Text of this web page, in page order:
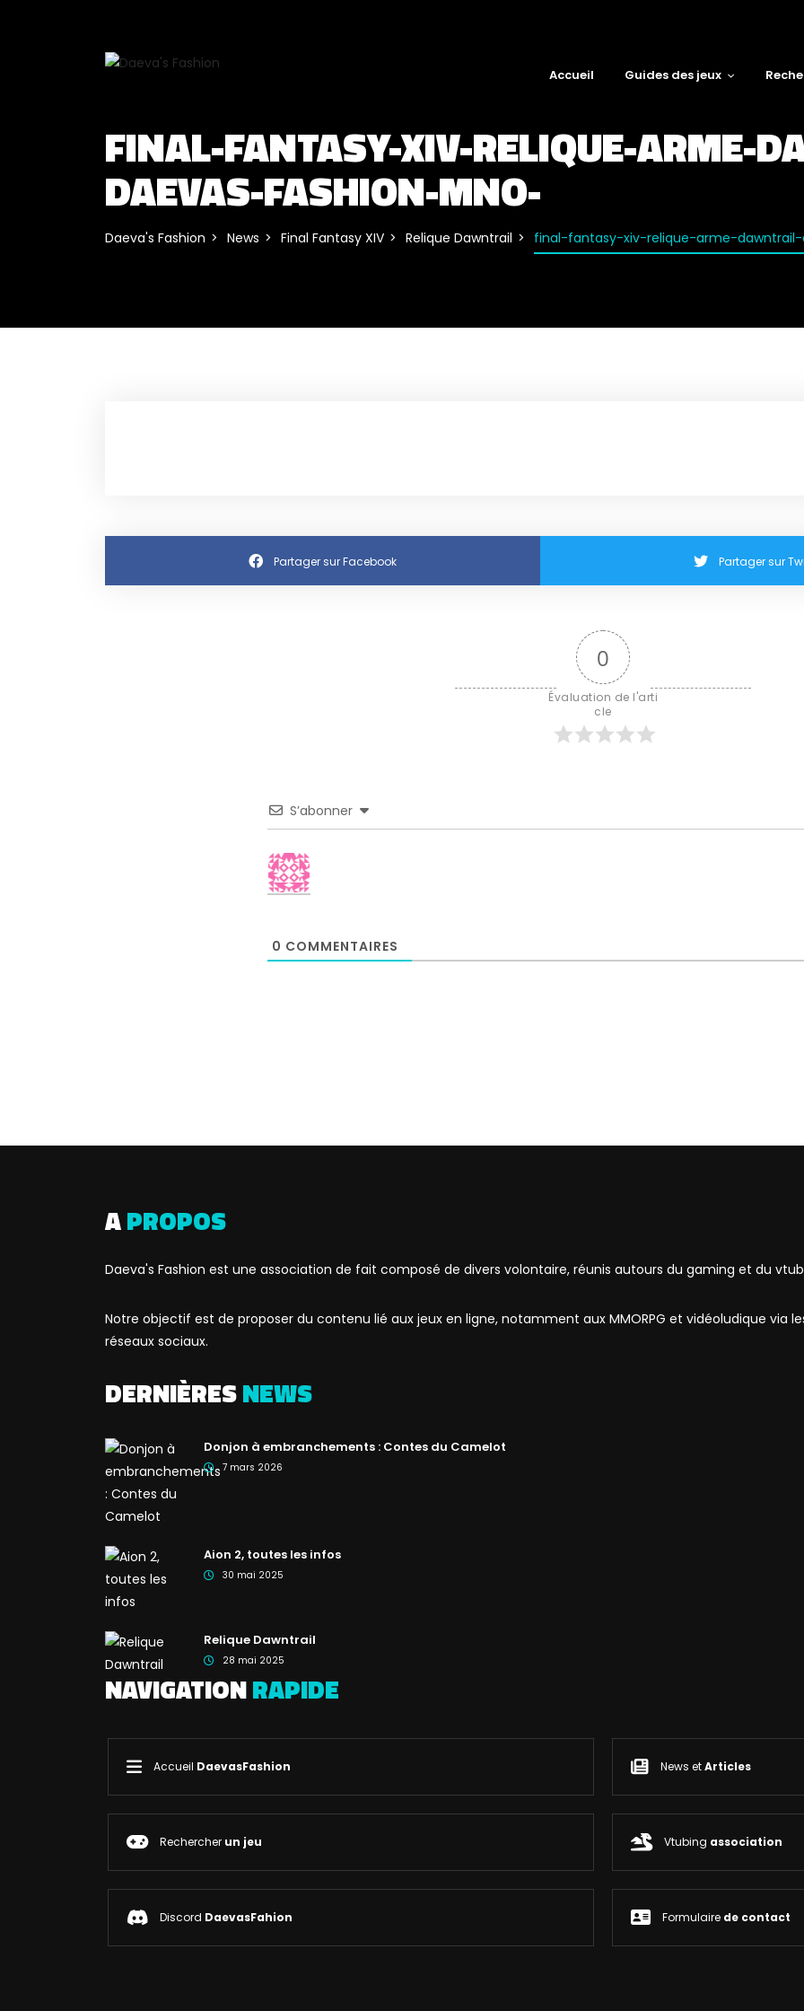
Accueil Guides des jeux
FINAL-FANTASY-XIV-RELIQUE-ARME-
DAEVAS-FASHION-MNO-
Daeva's Fashion News Final Fantasy XIV Relique Dawntrail final-fantasy-xiv-relique-arme-
Partager sur Facebook Partager sur
0
Évaluation de l'arti
cle
S’abonner
0 COMMENTAIRES
APROPOS
Daeva's Fashion est une association de fait composé de divers volontaire, réunis autours du gaming et du
Notre objectif est de proposer du contenu lié aux jeux en ligne, notamment aux MMORPG et vidéoludique via
réseaux sociaux.
DERNIÈRESNEWS
Donjon à embranchements : Contes du Camelot
7 mars 2026
Aion 2, toutes les infos
30 mai 2025
Relique Dawntrail
28 mai 2025
NAVIGATIONRAPIDE
Accueil DaevasFashion News etArticles
Rechercher un jeu Vtubing association
Discord DaevasFahion Formulaire de contact